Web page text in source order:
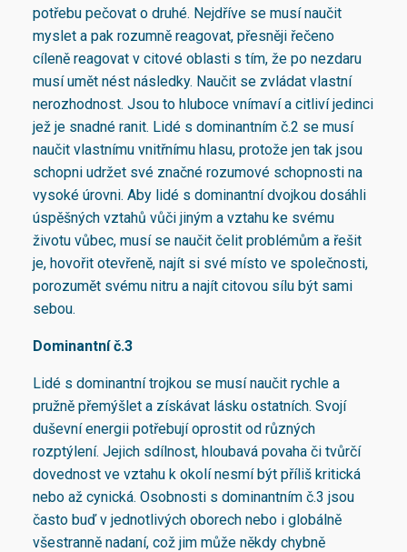
potřebu pečovat o druhé. Nejdříve se musí naučit
myslet a pak rozumně reagovat, přesněji řečeno
cíleně reagovat v citové oblasti s tím, že po nezdaru
musí umět nést následky. Naučit se zvládat vlastní
nerozhodnost. Jsou to hluboce vnímaví a citliví jedinci
jež je snadné ranit. Lidé s dominantním č.2 se musí
naučit vlastnímu vnitřnímu hlasu, protože jen tak jsou
schopni udržet své značné rozumové schopnosti na
vysoké úrovni. Aby lidé s dominantní dvojkou dosáhli
úspěšných vztahů vůči jiným a vztahu ke svému
životu vůbec, musí se naučit čelit problémům a řešit
je, hovořit otevřeně, najít si své místo ve společnosti,
porozumět svému nitru a najít citovou sílu být sami
sebou.
Dominantní č.3
Lidé s dominantní trojkou se musí naučit rychle a
pružně přemýšlet a získávat lásku ostatních. Svojí
duševní energii potřebují oprostit od různých
rozptýlení. Jejich sdílnost, hloubavá povaha či tvůrčí
dovednost ve vztahu k okolí nesmí být příliš kritická
nebo až cynická. Osobnosti s dominantním č.3 jsou
často buď v jednotlivých oborech nebo i globálně
všestranně nadaní, což jim může někdy chybně